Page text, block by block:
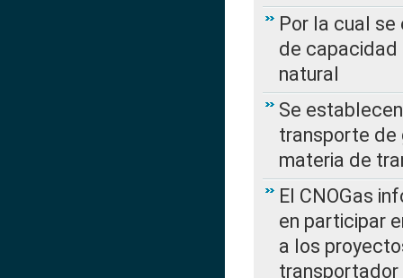
Por la cual
de capacidad
natural
Se
transporte de
materia de
El CNOGas
en participar
a los
transportador